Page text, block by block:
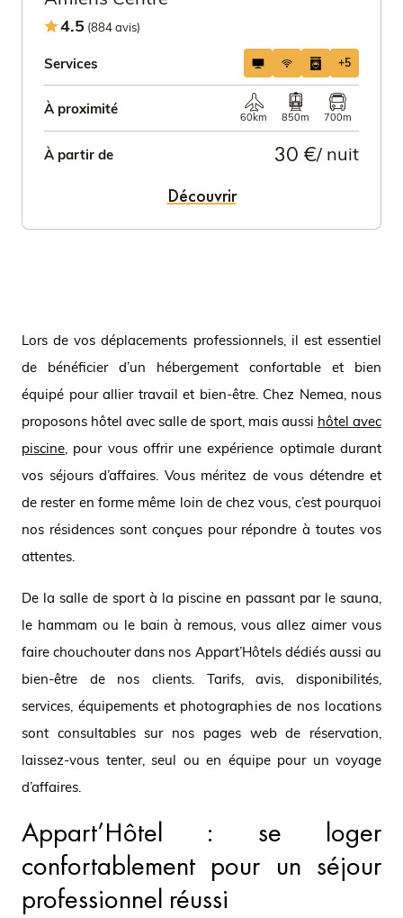
4.5 (884 avis)
Services +5
À proximité
60km 850m 700m
À partir de 30 €/ nuit
Découvrir
Lors de vos déplacements professionnels, il est essentiel
de bénéficier d’un hébergement confortable et bien
équipé pour allier travail et bien-être. Chez Nemea, nous
proposons hôtel avec salle de sport, mais aussi hôtel avec
piscine, pour vous offrir une expérience optimale durant
vos séjours d’affaires. Vous méritez de vous détendre et
de rester en forme même loin de chez vous, c’est pourquoi
nos résidences sont conçues pour répondre à toutes vos
attentes.
De la salle de sport à la piscine en passant par le sauna,
le hammam ou le bain à remous, vous allez aimer vous
faire chouchouter dans nos Appart’Hôtels dédiés aussi au
bien-être de nos clients. Tarifs, avis, disponibilités,
services, équipements et photographies de nos locations
sont consultables sur nos pages web de réservation,
laissez-vous tenter, seul ou en équipe pour un voyage
d’affaires.
Appart’Hôtel : se loger
confortablement pour un séjour
professionnel réussi